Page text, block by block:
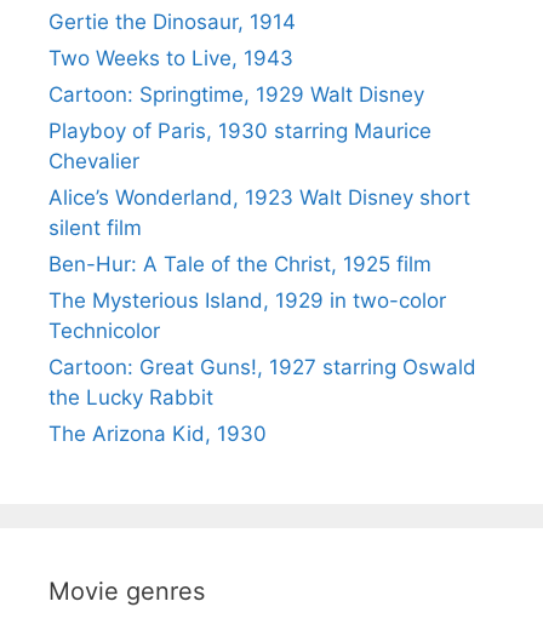
Gertie the Dinosaur, 1914
Two Weeks to Live, 1943
Cartoon: Springtime, 1929 Walt Disney
Playboy of Paris, 1930 starring Maurice
Chevalier
Alice’s Wonderland, 1923 Walt Disney short
silent film
Ben-Hur: A Tale of the Christ, 1925 film
The Mysterious Island, 1929 in two-color
Technicolor
Cartoon: Great Guns!, 1927 starring Oswald
the Lucky Rabbit
The Arizona Kid, 1930
Movie genres